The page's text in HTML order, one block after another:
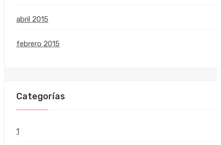
abril 2015
febrero 2015
Categorías
1